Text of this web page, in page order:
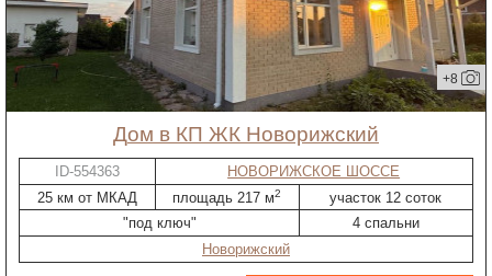
+8
дом в КП ЖК Новорижский
ID-554363
НОВОРИЖСКОЕ ШОССЕ
25 км от МКАД
площадь 217 м2
участок 12 соток
"под ключ"
4 спальни
Новорижский